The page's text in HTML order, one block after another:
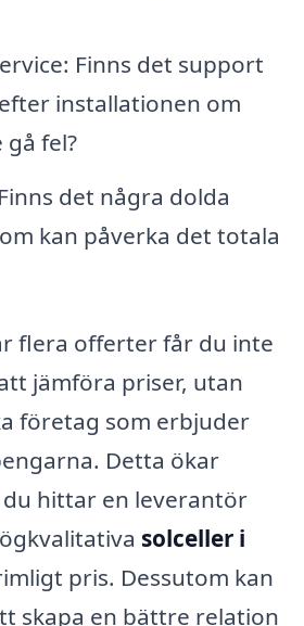
Finns det support
installationen om
fel?
det några dolda
kan påverka det totala
flera offerter får du inte
jämföra priser, utan
företag som erbjuder
Detta ökar
hittar en leverantör
solceller i
pris. Dessutom kan
skapa en bättre relation